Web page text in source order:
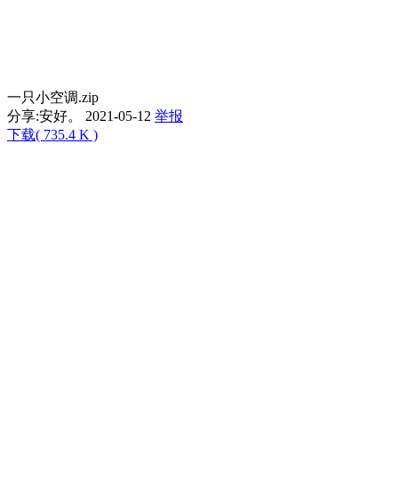
一只小空调.zip
分享:安好。 2021-05-12 举报
下载( 735.4 K )